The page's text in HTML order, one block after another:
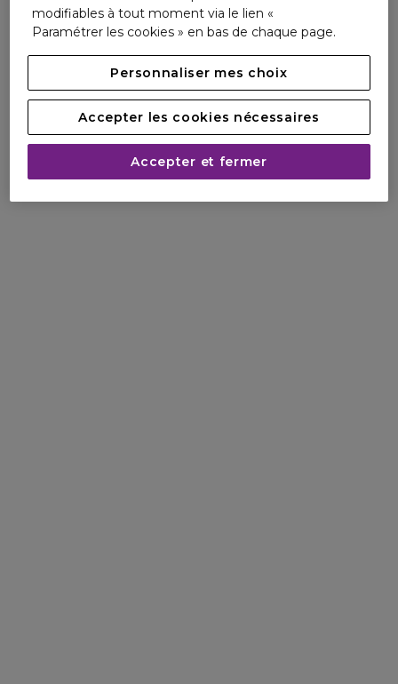
modifiables à tout moment via le lien «
Paramétrer les cookies » en bas de chaque page.
Personnaliser mes choix
Accepter les cookies nécessaires
Accepter et fermer